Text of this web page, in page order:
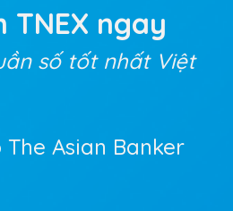
TNEX ngay
số tốt nhất Việt
Asian Banker